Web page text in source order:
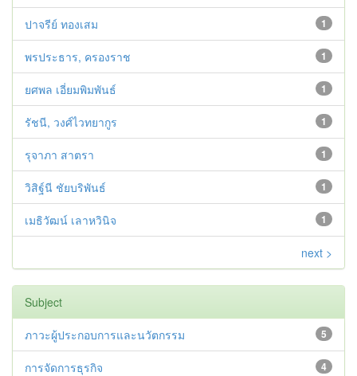
1
ปาจรีย์ ทองเสม
1
พรประธาร, ครองราช
1
ยศพล เอี่ยมพิมพันธ์
1
รัชนี, วงศ์ไวทยากูร
1
รุจาภา สาตรา
1
วิสิฐ์นี ชัยบริพันธ์
1
เมธิวัฒน์ เลาหวินิจ
next >
Subject
5
ภาวะผู้ประกอบการและนวัตกรรม
4
การจัดการธุรกิจ